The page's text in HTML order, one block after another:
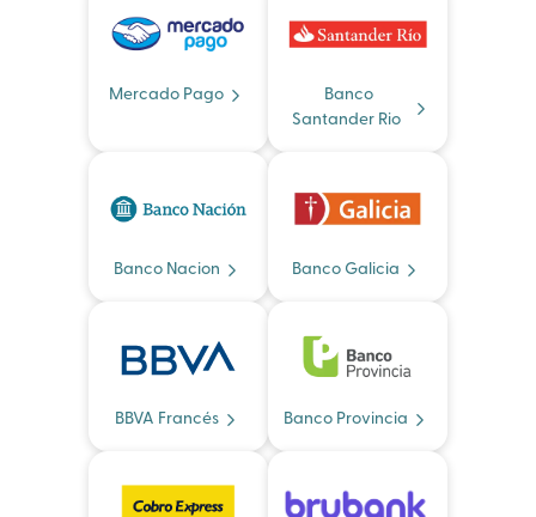
Mercado Pago
Banco
Santander Rio
Banco Nacion Banco Galicia
BBVA Francés Banco Provincia